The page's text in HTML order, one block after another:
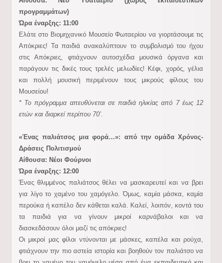
προγραμμάτων)
Ώρα έναρξης: 11:00
Ελάτε στο Βιομηχανικό Μουσείο Φωταερίου να γιορτάσουμε τις
Απόκριες! Τα παιδιά ανακαλύπτουν το συμβολισμό του ήχου
στις Απόκριες, φτιάχνουν αυτοσχέδια μουσικά όργανα και
παράγουν τις δικές τους τρελές μελωδίες! Κέφι, χορός, γέλια
και πολλή μουσική περιμένουν τους μικρούς φίλους του
Μουσείου!
* Το πρόγραμμα απευθύνεται σε παιδιά ηλικίας από 7 έως 12
ετών και διαρκεί περίπου 70’.
«Ένας παλιάτσος μια φορά…»: από την ομάδα Χρόνος-
Δράσεις Πολιτισμού
Αίθουσα: Νέοι Φούρνοι
Ώρα έναρξης: 12:00
Ένας θλιμμένος παλιάτσος θέλει να μασκαρευτεί και να βρει
για λίγο το χαμένο του χαμόγελο. Όμως, καμία μάσκα, καμία
περούκα ή καπέλο δεν κάθεται καλά. Καλεί, λοιπόν, κοντά του
τα παιδιά για να γίνουν μικροί καρνάβαλοι και να
διασκεδάσουν όλοι μαζί τις απόκριες!
Οι μικροί μας φίλοι ντύνονται με μάσκες, καπέλα και ρούχα,
φτιάχνουν την πιο αστεία ιστορία και βοηθούν τον παλιάτσο να